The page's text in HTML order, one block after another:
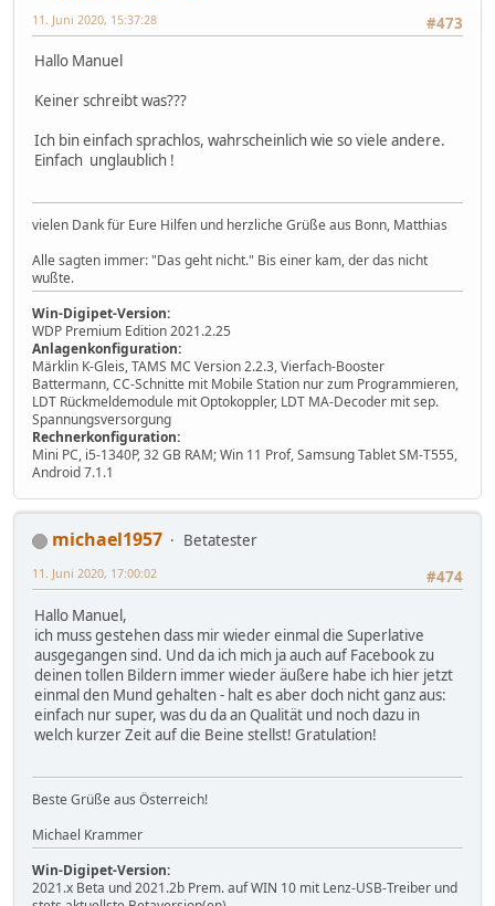
#473
11. Juni 2020, 15:37:28
Hallo Manuel
Keiner schreibt was???
Ich bin einfach sprachlos, wahrscheinlich wie so viele andere.
Einfach unglaublich !
vielen Dank für Eure Hilfen und herzliche Grüße aus Bonn, Matthias
Alle sagten immer: "Das geht nicht." Bis einer kam, der das nicht
wußte.
Win-Digipet-Version:
WDP Premium Edition 2021.2.25
Anlagenkonfiguration:
Märklin K-Gleis, TAMS MC Version 2.2.3, Vierfach-Booster
Battermann, CC-Schnitte mit Mobile Station nur zum Programmieren,
LDT Rückmeldemodule mit Optokoppler, LDT MA-Decoder mit sep.
Spannungsversorgung
Rechnerkonfiguration:
Mini PC, i5-1340P, 32 GB RAM; Win 11 Prof, Samsung Tablet SM-T555,
Android 7.1.1
michael1957
Betatester
#474
11. Juni 2020, 17:00:02
Hallo Manuel,
ich muss gestehen dass mir wieder einmal die Superlative
ausgegangen sind. Und da ich mich ja auch auf Facebook zu
deinen tollen Bildern immer wieder äußere habe ich hier jetzt
einmal den Mund gehalten - halt es aber doch nicht ganz aus:
einfach nur super, was du da an Qualität und noch dazu in
welch kurzer Zeit auf die Beine stellst! Gratulation!
Beste Grüße aus Österreich!
Michael Krammer
Win-Digipet-Version:
2021.x Beta und 2021.2b Prem. auf WIN 10 mit Lenz-USB-Treiber und